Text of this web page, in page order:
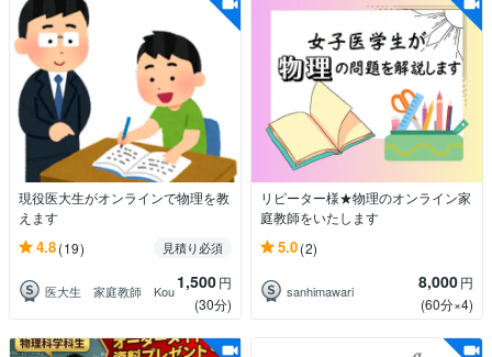
現役医大生がオンラインで物理を教
えます
4.8(19) 見積り必須
医大生 家庭教師 Kou1,500円
(30分)
リピーター様★物理のオンライン家
庭教師をいたします
5.0(2)
sanhimawari 8,000円
(60分×4)